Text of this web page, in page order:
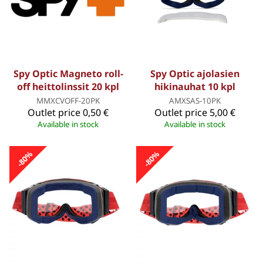
Spy Optic Magneto roll-
off heittolinssit 20 kpl
MMXCVOFF-20PK
Outlet price0,50 €
Available in stock
Spy Optic ajolasien
hikinauhat 10 kpl
AMXSAS-10PK
Outlet price 5,00 €
Available in stock
-80% -80%